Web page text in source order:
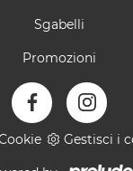
Sgabelli
Promozioni
Gestisci i